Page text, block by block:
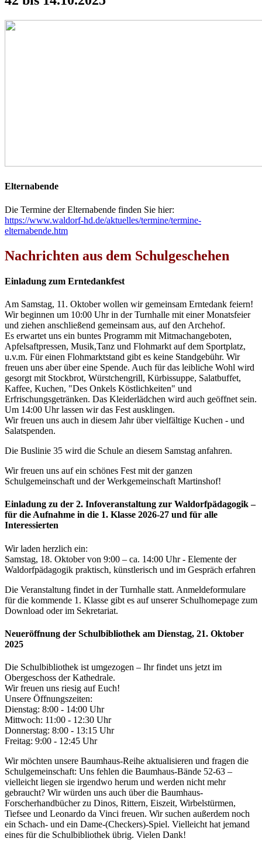
Elternabende
Die Termine der Elternabende finden Sie hier:
https://www.waldorf-hd.de/aktuelles/termine/termine-
elternabende.htm
Nachrichten aus dem Schulgeschehen
Einladung zum Erntedankfest
Am Samstag, 11. Oktober wollen wir gemeinsam Erntedank feiern!
Wir beginnen um 10:00 Uhr in der Turnhalle mit einer Monatsfeier
und ziehen anschließend gemeinsam aus, auf den Archehof.
Es erwartet uns ein buntes Programm mit Mitmachangeboten,
Apfelsaftpressen, Musik,Tanz und Flohmarkt auf dem Sportplatz,
u.v.m. Für einen Flohmarktstand gibt es keine Standgebühr. Wir
freuen uns aber über eine Spende. Auch für das leibliche Wohl wird
gesorgt mit Stockbrot, Würstchengrill, Kürbissuppe, Salatbuffet,
Kaffee, Kuchen, "Des Onkels Köstlichkeiten" und
Erfrischungsgetränken. Das Kleiderlädchen wird auch geöffnet sein.
Um 14:00 Uhr lassen wir das Fest ausklingen.
Wir freuen uns auch in diesem Jahr über vielfältige Kuchen - und
Salatspenden.
Die Buslinie 35 wird die Schule an diesem Samstag anfahren.
Wir freuen uns auf ein schönes Fest mit der ganzen
Schulgemeinschaft und der Werkgemeinschaft Martinshof!
Einladung zu der 2. Infoveranstaltung zur Waldorfpädagogik –
für die Aufnahme in die 1. Klasse 2026-27 und für alle
Interessierten
Wir laden herzlich ein:
Samstag, 18. Oktober von 9:00 – ca. 14:00 Uhr - Elemente der
Waldorfpädagogik praktisch, künstlerisch und im Gespräch erfahren
Die Veranstaltung findet in der Turnhalle statt. Anmeldeformulare
für die kommende 1. Klasse gibt es auf unserer Schulhomepage zum
Download oder im Sekretariat.
Neueröffnung der Schulbibliothek am Dienstag, 21. Oktober
2025
Die Schulbibliothek ist umgezogen – Ihr findet uns jetzt im
Obergeschoss der Kathedrale.
Wir freuen uns riesig auf Euch!
Unsere Öffnungszeiten:
Dienstag: 8:00 - 14:00 Uhr
Mittwoch: 11:00 - 12:30 Uhr
Donnerstag: 8:00 - 13:15 Uhr
Freitag: 9:00 - 12:45 Uhr
Wir möchten unsere Baumhaus-Reihe aktualisieren und fragen die
Schulgemeinschaft: Uns fehlen die Baumhaus-Bände 52-63 –
vielleicht liegen sie irgendwo herum und werden nicht mehr
gebraucht? Wir würden uns auch über die Baumhaus-
Forscherhandbücher zu Dinos, Rittern, Eiszeit, Wirbelstürmen,
Tiefsee und Leonardo da Vinci freuen. Wir suchen außerdem noch
ein Schach- und ein Dame-(Checkers)-Spiel. Vielleicht hat jemand
eines für die Schulbibliothek übrig. Vielen Dank!